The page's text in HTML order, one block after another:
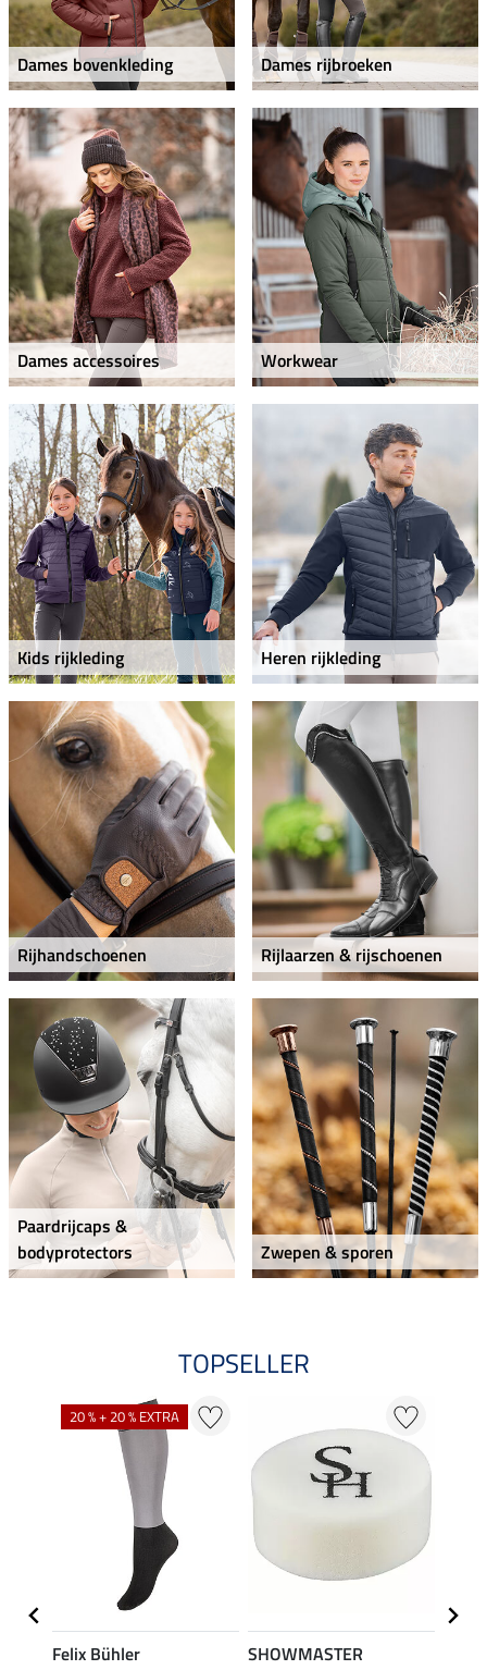
Dames bovenkleding Dames rijbroeken
Dames accessoires
Kids rijkleding Heren rijkleding
Workwear
Rijhandschoenen Rijlaarzen & rijschoenen
Paardrijcaps &
bodyprotectors
Zwepen & sporen
TOPSELLER
20 % + 20 % EXTRA
Felix Bühler
SHOWMASTER